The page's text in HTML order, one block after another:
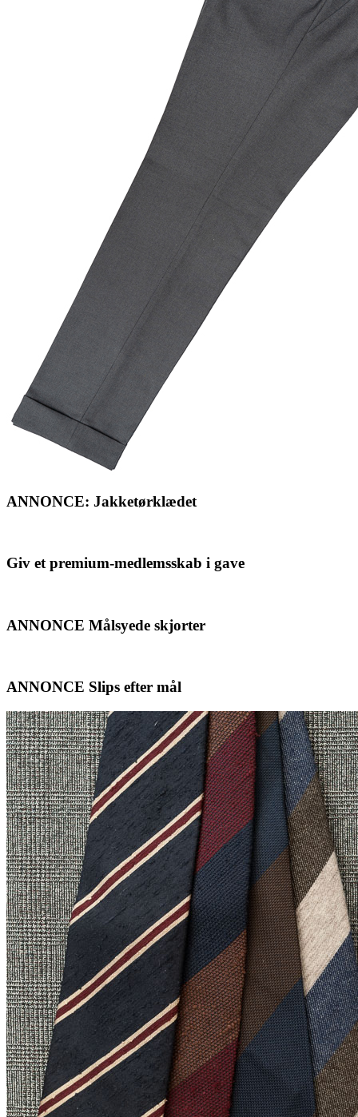
ANNONCE: Jakketørklædet
Giv et premium-medlemsskab i gave
ANNONCE Målsyede skjorter
ANNONCE Slips efter mål